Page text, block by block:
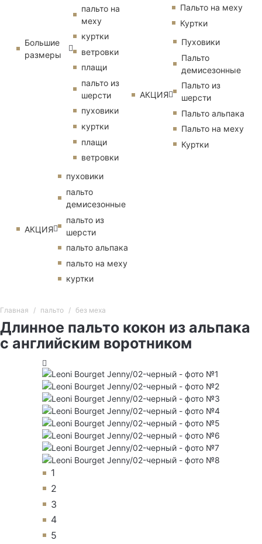
Большие
размеры
пальто на
меху
куртки
ветровки
плащи
пальто из
шерсти
пуховики
куртки
плащи
ветровки
АКЦИЯ
пуховики
пальто
демисезонные
пальто из
шерсти
пальто альпака
пальто на меху
куртки
Пальто на меху
Куртки
АКЦИЯ
Пуховики
Пальто
демисезонные
Пальто из
шерсти
Пальто альпака
Пальто на меху
Куртки
Главная пальто без меха
Длинное пальто кокон из альпака
с английским воротником
1
2
3
4
5